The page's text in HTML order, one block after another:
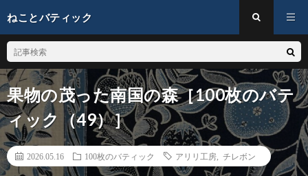
ねことバティック
果物の茂った南国の森［100枚のバテ
ィック（49）］
2026.05.16 100枚のバティック アリリ工房 チレボン